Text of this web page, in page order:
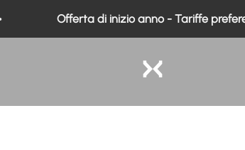
Offerta di inizio anno - Tariffe
Exo Medical